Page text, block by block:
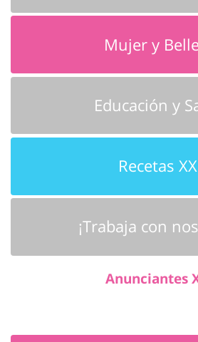
Mujer y
Educación y
Recetas
¡Trabaja con
Anunciantes